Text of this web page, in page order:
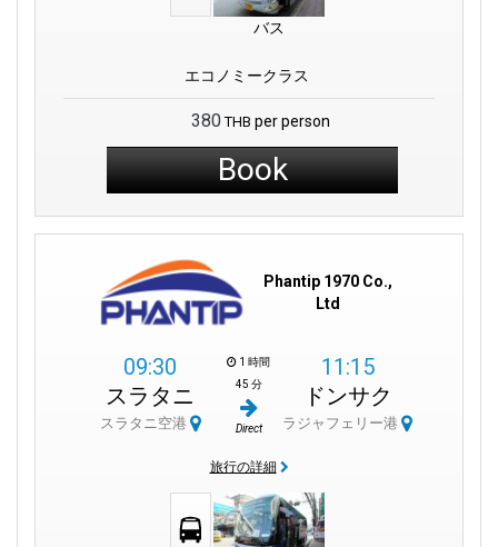
バス
エコノミークラス
380 THB per person
Book
Phantip 1970 Co.,
Ltd
09:30
スラタニ
スラタニ空港
1 時間
45 分
Direct
11:15
ドンサク
ラジャフェリー港
旅行の詳細